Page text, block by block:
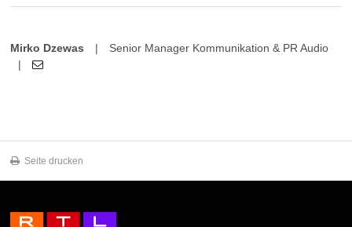
Mirko Dzewas |
Senior Manager Kommunikation & PR Audio
|
Seite drucken